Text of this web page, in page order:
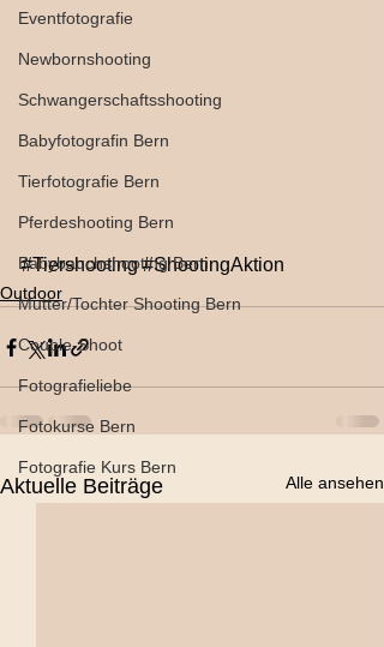
Eventfotografie
Newbornshooting
Schwangerschaftsshooting
Babyfotografin Bern
Tierfotografie Bern
Pferdeshooting Bern
Babybauchshooting Bern
Mutter/Tochter Shooting Bern
Couple-Shoot
Fotografieliebe
Fotokurse Bern
Fotografie Kurs Bern
#Tiershooting #ShootingAktion
Outdoor
Aktuelle Beiträge Alle ansehen